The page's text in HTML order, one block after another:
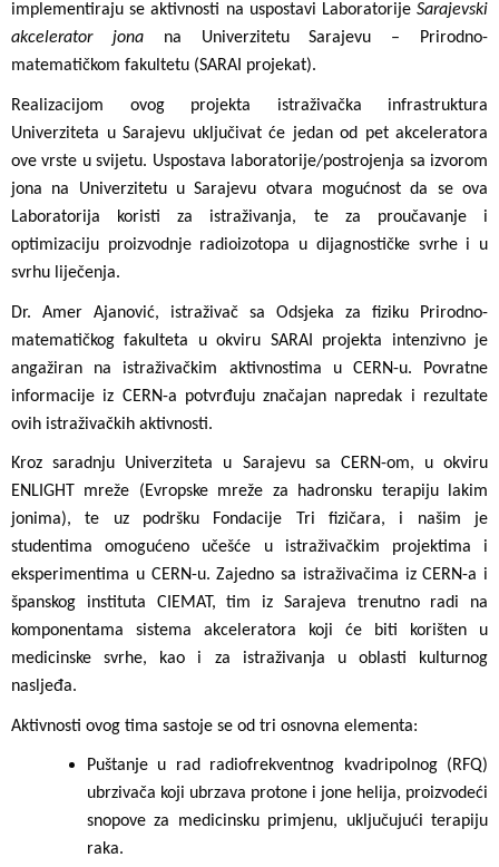
implementiraju se aktivnosti na uspostavi Laboratorije Sarajevski
akcelerator jona na Univerzitetu Sarajevu – Prirodno-
matematičkom fakultetu (SARAI projekat).
Realizacijom ovog projekta istraživačka infrastruktura
Univerziteta u Sarajevu uključivat će jedan od pet akceleratora
ove vrste u svijetu. Uspostava laboratorije/postrojenja sa izvorom
jona na Univerzitetu u Sarajevu otvara mogućnost da se ova
Laboratorija koristi za istraživanja, te za proučavanje i
optimizaciju proizvodnje radioizotopa u dijagnostičke svrhe i u
svrhu liječenja.
Dr. Amer Ajanović, istraživač sa Odsjeka za fiziku Prirodno-
matematičkog fakulteta u okviru SARAI projekta intenzivno je
angažiran na istraživačkim aktivnostima u CERN-u. Povratne
informacije iz CERN-a potvrđuju značajan napredak i rezultate
ovih istraživačkih aktivnosti.
Kroz saradnju Univerziteta u Sarajevu sa CERN-om, u okviru
ENLIGHT mreže (Evropske mreže za hadronsku terapiju lakim
jonima), te uz podršku Fondacije Tri fizičara, i našim je
studentima omogućeno učešće u istraživačkim projektima i
eksperimentima u CERN-u. Zajedno sa istraživačima iz CERN-a i
španskog instituta CIEMAT, tim iz Sarajeva trenutno radi na
komponentama sistema akceleratora koji će biti korišten u
medicinske svrhe, kao i za istraživanja u oblasti kulturnog
nasljeđa.
Aktivnosti ovog tima sastoje se od tri osnovna elementa:
Puštanje u rad radiofrekventnog kvadripolnog (RFQ)
ubrzivača koji ubrzava protone i jone helija, proizvodeći
snopove za medicinsku primjenu, uključujući terapiju
raka.